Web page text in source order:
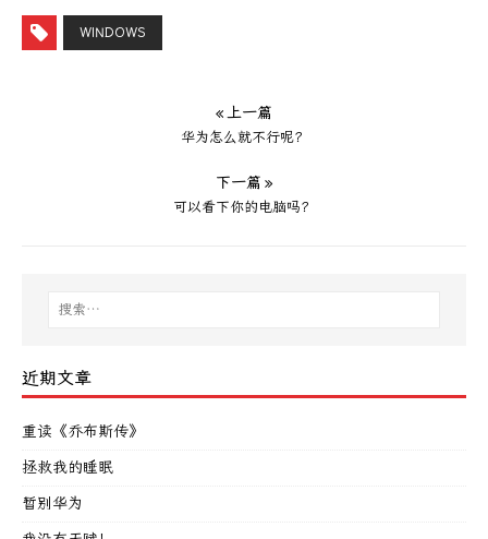
WINDOWS
« 上一篇
华为怎么就不行呢？
下一篇 »
可以看下你的电脑吗？
近期文章
重读《乔布斯传》
拯救我的睡眠
暂别华为